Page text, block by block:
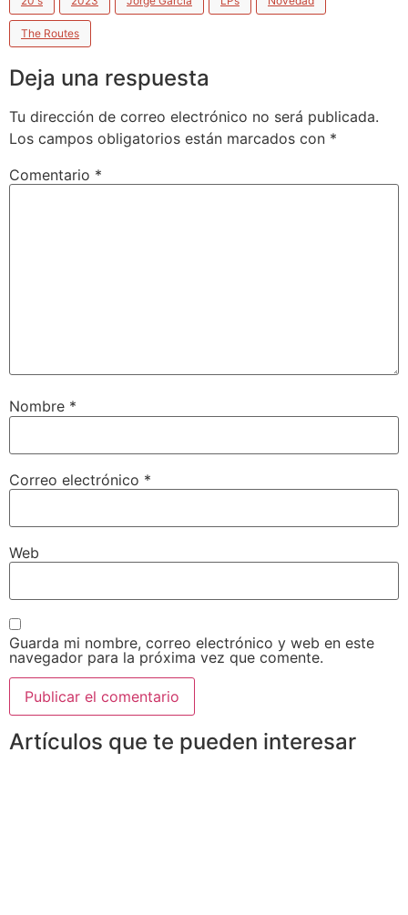
The Routes
Deja una respuesta
Tu dirección de correo electrónico no será publicada.
Los campos obligatorios están marcados con *
Comentario *
Nombre *
Correo electrónico *
Web
Guarda mi nombre, correo electrónico y web en este
navegador para la próxima vez que comente.
Artículos que te pueden interesar